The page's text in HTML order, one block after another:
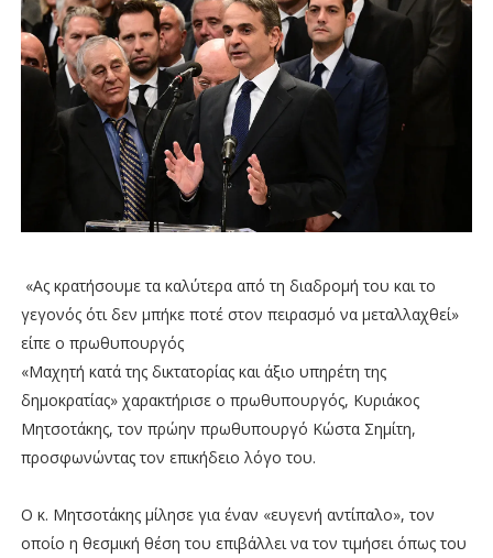
«Ας κρατήσουμε τα καλύτερα από τη διαδρομή του και το
γεγονός ότι δεν μπήκε ποτέ στον πειρασμό να μεταλλαχθεί»
είπε ο πρωθυπουργός
«Μαχητή κατά της δικτατορίας και άξιο υπηρέτη της
δημοκρατίας» χαρακτήρισε ο πρωθυπουργός, Κυριάκος
Μητσοτάκης, τον πρώην πρωθυπουργό Κώστα Σημίτη,
προσφωνώντας τον επικήδειο λόγο του.
Ο κ. Μητσοτάκης μίλησε για έναν «ευγενή αντίπαλο», τον
οποίο η θεσμική θέση του επιβάλλει να τον τιμήσει όπως του